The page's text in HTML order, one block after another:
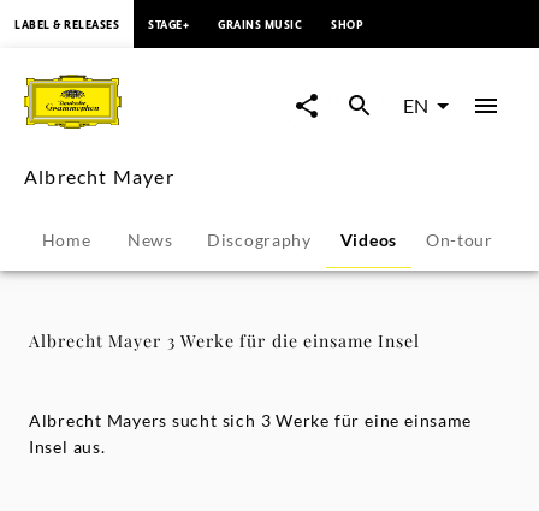
Albrecht
Mayer
Werke
für
die
Insel
LABEL & RELEASES STAGE+ GRAINS MUSIC SHOP
EN
Albrecht Mayer
Home News Discography Videos On-tour
Albrecht Mayer 3 Werke für die einsame Insel
Albrecht Mayers sucht sich 3 Werke für eine einsame
Insel aus.